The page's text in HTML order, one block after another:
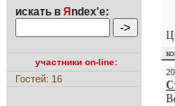
искать в Я ndex'е:
участники on-line:
Гостей: 16